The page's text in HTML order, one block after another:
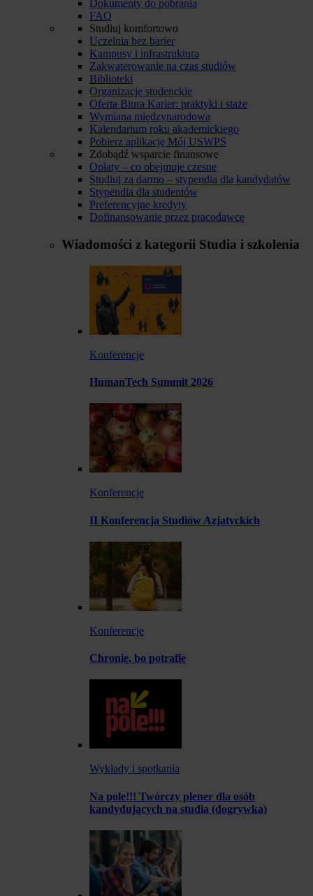
Dokumenty do pobrania
FAQ
Studiuj komfortowo
Uczelnia bez barier
Kampusy i infrastruktura
Zakwaterowanie na czas studiów
Biblioteki
Organizacje studenckie
Oferta Biura Karier: praktyki i staże
Wymiana międzynarodowa
Kalendarium roku akademickiego
Pobierz aplikację Mój USWPS
Zdobądź wsparcie finansowe
Opłaty – co obejmuje czesne
Studiuj za darmo – stypendia dla kandydatów
Stypendia dla studentów
Preferencyjne kredyty
Dofinansowanie przez pracodawcę
Wiadomości z kategorii Studia i szkolenia
Konferencje
HumanTech Summit 2026
Konferencje
II Konferencja Studiów Azjatyckich
Konferencje
Chronię, bo potrafię
Wykłady i spotkania
Na pole!!! Twórczy plener dla osób
kandydujących na studia (dogrywka)